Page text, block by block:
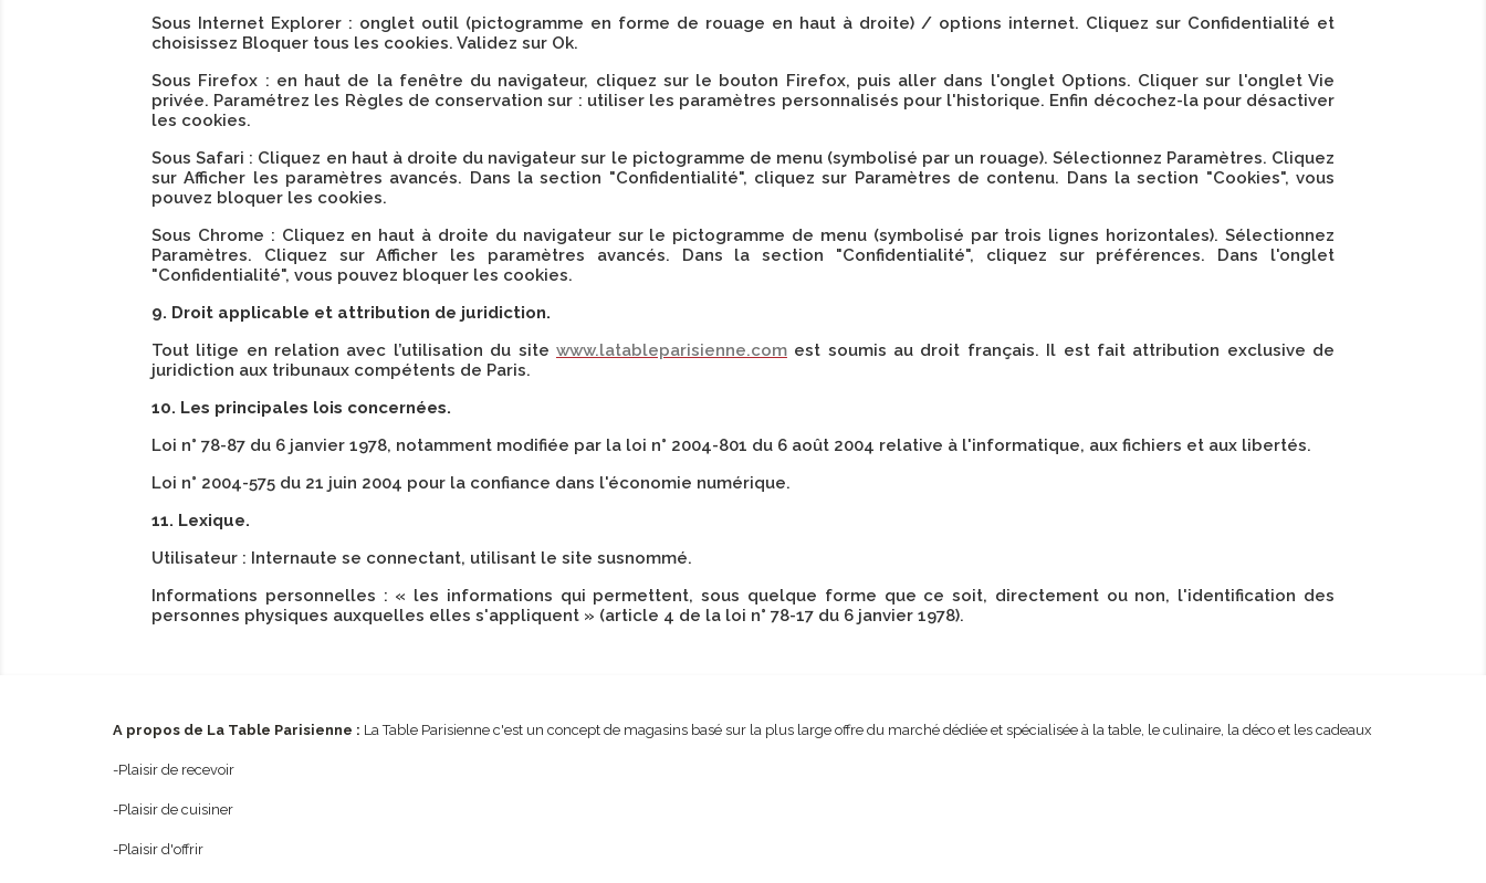
Sous Internet Explorer : onglet outil (pictogramme en forme de rouage en haut à droite) / options internet. Cliquez sur Confidentialité et
choisissez Bloquer tous les cookies. Validez sur Ok.
Sous Firefox : en haut de la fenêtre du navigateur, cliquez sur le bouton Firefox, puis aller dans l'onglet Options. Cliquer sur l'onglet Vie
privée. Paramétrez les Règles de conservation sur : utiliser les paramètres personnalisés pour l'historique. Enfin décochez-la pour désactiver
les cookies.
Sous Safari : Cliquez en haut à droite du navigateur sur le pictogramme de menu (symbolisé par un rouage). Sélectionnez Paramètres. Cliquez
sur Afficher les paramètres avancés. Dans la section "Confidentialité", cliquez sur Paramètres de contenu. Dans la section "Cookies", vous
pouvez bloquer les cookies.
Sous Chrome : Cliquez en haut à droite du navigateur sur le pictogramme de menu (symbolisé par trois lignes horizontales). Sélectionnez
Paramètres. Cliquez sur Afficher les paramètres avancés. Dans la section "Confidentialité", cliquez sur préférences. Dans l'onglet
"Confidentialité", vous pouvez bloquer les cookies.
9. Droit applicable et attribution de juridiction.
Tout litige en relation avec l’utilisation du site www.latableparisienne.comest soumis au droit français. Il est fait attribution exclusive de
juridiction aux tribunaux compétents de Paris.
10. Les principales lois concernées.
Loi n° 78-87 du 6 janvier 1978, notamment modifiée par la loi n° 2004-801 du 6 août 2004 relative à l'informatique, aux fichiers et aux libertés.
Loi n° 2004-575 du 21 juin 2004 pour la confiance dans l'économie numérique.
11. Lexique.
Utilisateur : Internaute se connectant, utilisant le site susnommé.
Informations personnelles : « les informations qui permettent, sous quelque forme que ce soit, directement ou non, l'identification des
personnes physiques auxquelles elles s'appliquent » (article 4 de la loi n° 78-17 du 6 janvier 1978).
A propos de La Table Parisienne : La Table Parisienne c'est un concept de magasins basé sur la plus large offre du marché dédiée et spécialisée à la table, le culinaire, la déco et les cadeaux
-Plaisir de recevoir
-Plaisir de cuisiner
-Plaisir d'offrir